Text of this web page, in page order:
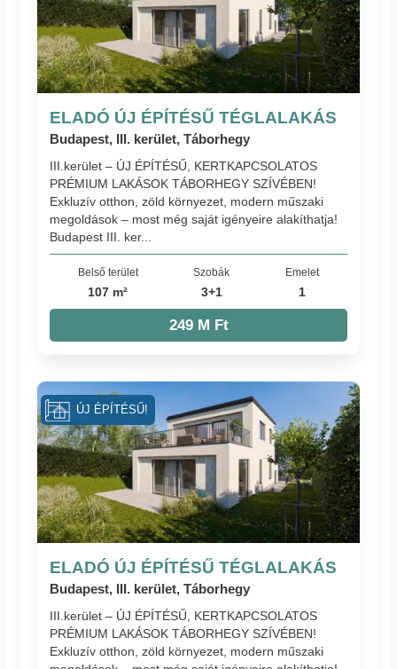
ELADÓ ÚJ ÉPÍTÉSŰ TÉGLALAKÁS
Budapest, III. kerület, Táborhegy
III.kerület – ÚJ ÉPÍTÉSŰ, KERTKAPCSOLATOS
PRÉMIUM LAKÁSOK TÁBORHEGY SZÍVÉBEN!
Exkluzív otthon, zöld környezet, modern műszaki
megoldások – most még saját igényeire alakíthatja!
Budapest III. ker...
Belső terület
107 m²
Szobák
3+1
Emelet
1
249 M Ft
ELADÓ ÚJ ÉPÍTÉSŰ TÉGLALAKÁS
Budapest, III. kerület, Táborhegy
III.kerület – ÚJ ÉPÍTÉSŰ, KERTKAPCSOLATOS
PRÉMIUM LAKÁSOK TÁBORHEGY SZÍVÉBEN!
Exkluzív otthon, zöld környezet, modern műszaki
ÚJ ÉPÍTÉSŰ!